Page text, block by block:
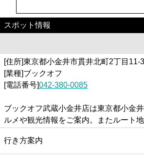
スポット情報
[住所]東京都小金井市貫井北町2丁目11-3
[業種]ブックオフ
[電話番号]042-380-0085
ブックオフ武蔵小金井店は東京都小金
ルメや観光情報をご案内。またルート
行き方案内